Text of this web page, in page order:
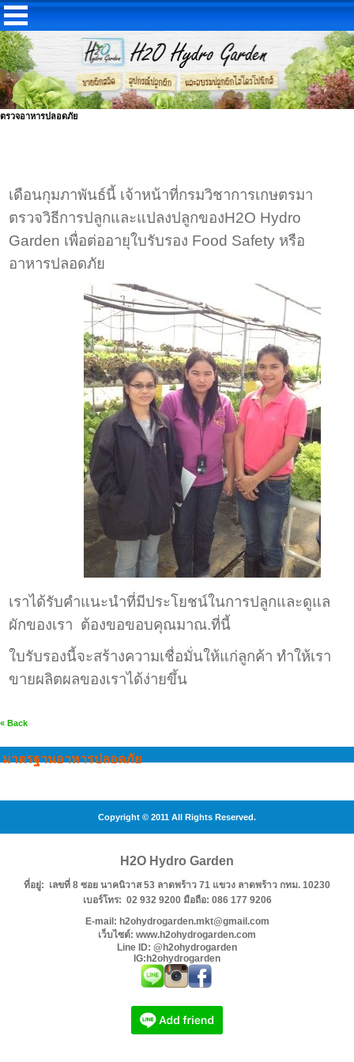
ตรวจอาหารปลอดภัย
เดือนกุมภาพันธ์นี้ เจ้าหน้าที่กรมวิชาการเกษตรมา
ตรวจวิธีการปลูกและแปลงปลูกของH2O Hydro
Garden เพื่อต่ออายุใบรับรอง Food Safety หรือ
อาหารปลอดภัย
เราได้รับคำแนะนำที่มีประโยชน์ในการปลูกและดูแล
ผักของเรา ต้องขอขอบคุณมาณ.ที่นี้
ใบรับรองนี้จะสร้างความเชื่อมั่นให้แก่ลูกค้า ทำให้เรา
ขายผลิตผลของเราได้ง่ายขึ้น
« Back
มาตรฐานอาหารปลอดภัย
Copyright © 2011 All Rights Reserved.
H2O Hydro Garden
ที่อยู่: เลขที่ 8 ซอย นาคนิวาส 53 ลาดพร้าว 71 แขวง ลาดพร้าว กทม. 10230
เบอร์โทร: 02 932 9200 มือถือ: 086 177 9206
E-mail: h2ohydrogarden.mkt@gmail.com
เว็บไซต์: www.h2ohydrogarden.com
Line ID: @h2ohydrogarden
IG:h2ohydrogarden